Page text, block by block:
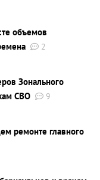
объемов
2
Зонального
СВО
9
ремонте главного